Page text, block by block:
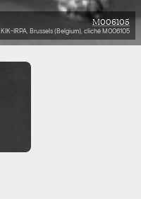
M006105
KIK-IRPA, Brussels (Belgium), cliché M006105